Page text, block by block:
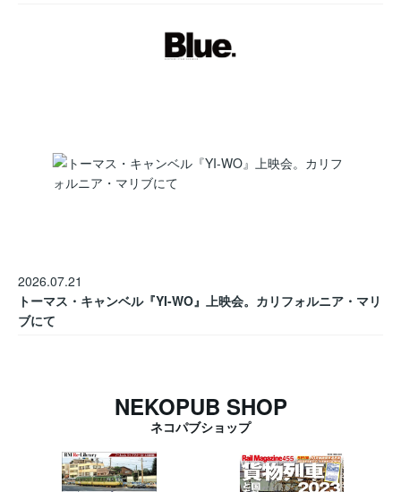
2026.07.21
トーマス・キャンベル『YI-WO』上映会。カリフォルニア・マリ
ブにて
NEKOPUB SHOP
ネコパブショップ